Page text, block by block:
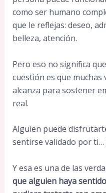
como ser humano
que le reflejas: deseo,
belleza, atención.
Pero eso no significa
cuestión es que muchas
alcanza para sostener
real.
Alguien puede
sentirse validado por ti…
Y esa es una de las
que alguien haya